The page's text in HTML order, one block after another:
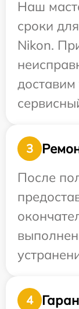
Наш
сроки
Nikon.
доставим
3
После
4